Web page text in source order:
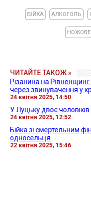
БІЙКА АЛКОГОЛЬ
ЧИТАЙТЕ ТАКОЖ »
Різанина на
через звинувачення у
24 квітня 2025, 14:50
У Луцьку двоє
24 квітня 2025, 12:52
Бійка зі смертельним
односельця
22 квітня 2025, 15:46